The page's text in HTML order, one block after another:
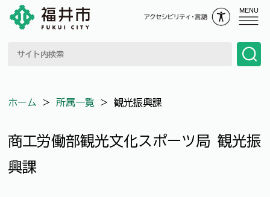
MENU
ホーム ＞ 所属一覧 ＞ 観光振興課
商工労働部観光文化スポーツ局 観光振
興課